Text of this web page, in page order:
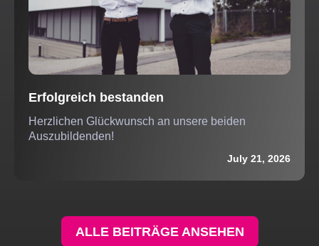
Erfolgreich bestanden
Herzlichen Glückwunsch an unsere beiden
Auszubildenden!
July 21, 2026
ALLE BEITRÄGE ANSEHEN